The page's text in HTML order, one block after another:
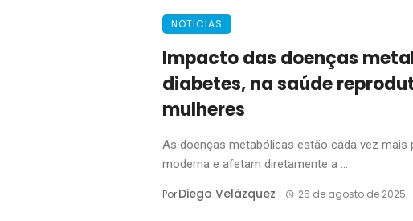
NOTICIAS
Impacto das doenças
diabetes, na saúde
mulheres
As doenças metabólicas estão cada vez mais
moderna e afetam diretamente a ...
PorDiego Velázquez 26 de agosto de 2025